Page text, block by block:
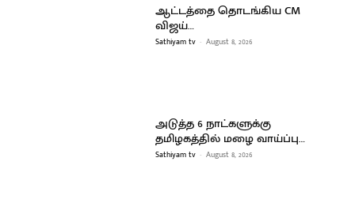
ஆட்டத்தை தொடங்கிய CM
விஜய்…
Sathiyam tv - August 8, 2026
அடுத்த 6 நாட்களுக்கு
தமிழகத்தில் மழை வாய்ப்பு…
Sathiyam tv - August 8, 2026